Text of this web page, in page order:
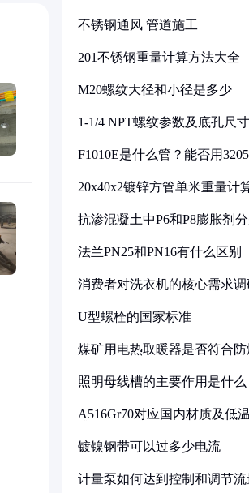
不锈钢通风 管道施工
201不锈钢重量计算方法大全
M20螺纹大径和小径是多少
1-1/4 NPT螺纹参数及底孔尺
F1010E是什么管？能否用
20x40x2镀锌方管单米重量计
抗渗混凝土中P6和P8膨胀剂
法兰PN25和PN16有什么区别
消费者对洗衣机的核心需求
U型螺栓的国家标准
煤矿用电热取暖器是否符合
照明母线槽的主要作用是什么
A516Gr70对应国内材质及低
镀镍钢带可以过多少电流
计量泵如何达到控制和调节